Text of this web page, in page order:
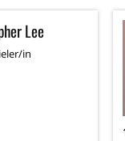
Lee
in